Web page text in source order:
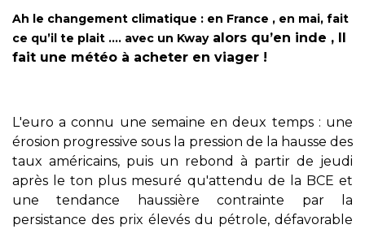
Ah le changement climatique : en France , en mai, fait
ce qu’il te plait …. avec un Kwayalors qu’en inde , Il
fait une météo à acheter en viager !
L'euro a connu une semaine en deux temps : une
érosion progressive sous la pression de la hausse des
taux américains, puis un rebond à partir de jeudi
après le ton plus mesuré qu'attendu de la BCE et
une tendance haussière contrainte par la
persistance des prix élevés du pétrole, défavorable